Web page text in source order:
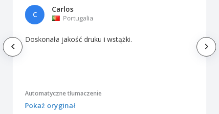
C
Carlos
Portugalia
Doskonała jakość druku i wstążki.
Automatyczne tłumaczenie
Pokaż oryginał